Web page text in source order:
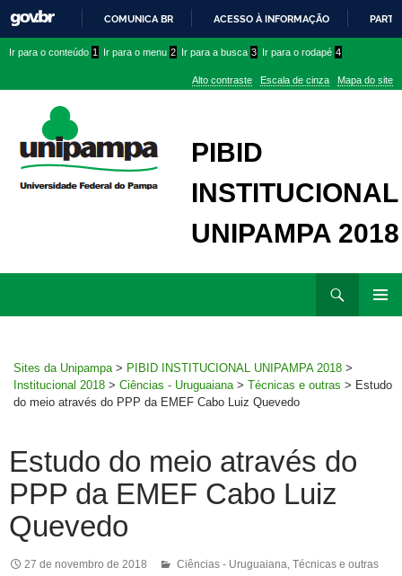
PARA
CONTEÚDO
COMUNICA BR ACESSO À INFORMAÇÃO
conteúdo
menu
superior
menu
Ir para o conteúdo 1 Ir para o menu 2 Ir para a busca 3 Ir para o rodapé 4
Alto contraste Escala de cinza Mapa do site
PIBID
INSTITUCIONAL
UNIPAMPA 2018
Sites da Unipampa > PIBID INSTITUCIONAL UNIPAMPA 2018 >
Institucional 2018 > Ciências - Uruguaiana > Técnicas e outras > Estudo
do meio através do PPP da EMEF Cabo Luiz Quevedo
Estudo do meio através do
PPP da EMEF Cabo Luiz
Quevedo
27 de novembro de 2018 Ciências - Uruguaiana Técnicas e outras